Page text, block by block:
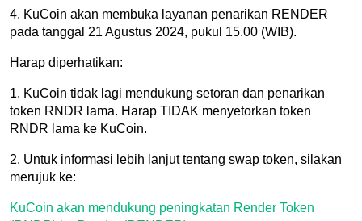
4. KuCoin akan membuka layanan penarikan RENDER
pada tanggal 21 Agustus 2024, pukul 15.00 (WIB).
Harap diperhatikan:
1. KuCoin tidak lagi mendukung setoran dan penarikan
token RNDR lama. Harap TIDAK menyetorkan token
RNDR lama ke KuCoin.
2. Untuk informasi lebih lanjut tentang swap token, silakan
merujuk ke:
KuCoin akan mendukung peningkatan Render Token